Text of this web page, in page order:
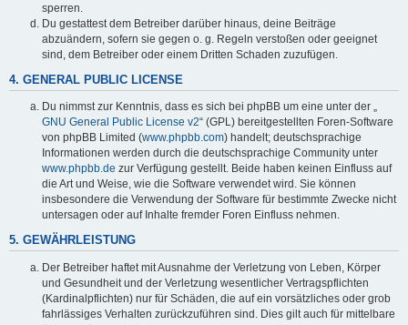
sperren.
Du gestattest dem Betreiber darüber hinaus, deine Beiträge
abzuändern, sofern sie gegen o. g. Regeln verstoßen oder geeignet
sind, dem Betreiber oder einem Dritten Schaden zuzufügen.
4. GENERAL PUBLIC LICENSE
Du nimmst zur Kenntnis, dass es sich bei phpBB um eine unter der „
GNU General Public License v2“ (GPL) bereitgestellten Foren-Software
von phpBB Limited (www.phpbb.com) handelt; deutschsprachige
Informationen werden durch die deutschsprachige Community unter
www.phpbb.de zur Verfügung gestellt. Beide haben keinen Einfluss auf
die Art und Weise, wie die Software verwendet wird. Sie können
insbesondere die Verwendung der Software für bestimmte Zwecke nicht
untersagen oder auf Inhalte fremder Foren Einfluss nehmen.
5. GEWÄHRLEISTUNG
Der Betreiber haftet mit Ausnahme der Verletzung von Leben, Körper
und Gesundheit und der Verletzung wesentlicher Vertragspflichten
(Kardinalpflichten) nur für Schäden, die auf ein vorsätzliches oder grob
fahrlässiges Verhalten zurückzuführen sind. Dies gilt auch für mittelbare